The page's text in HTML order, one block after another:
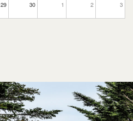
29 30 1 2 3